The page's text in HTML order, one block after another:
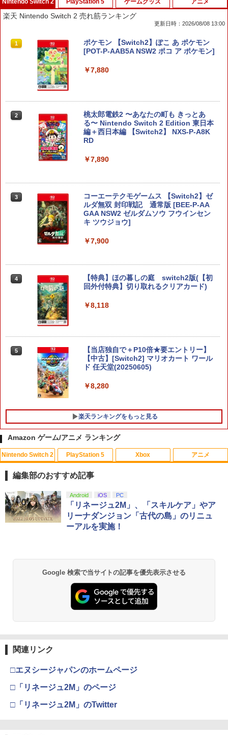
楽天 Nintendo Switch 2 売れ筋ランキング
更新日時：2026/08/08 13:00
1
ポケモン 【Switch2】ぽこ あ ポケモン
[POT-P-AAB5A NSW2 ポコ ア ポケモン]
￥7,880
2
桃太郎電鉄2 〜あなたの町も きっとあ
る〜 Nintendo Switch 2 Edition 東日本
編＋西日本編 【Switch2】 NXS-P-A8K
RD
￥7,890
3
コーエーテクモゲームス 【Switch2】ゼ
ルダ無双 封印戦記 通常版 [BEE-P-AA
GAA NSW2 ゼルダムソウ フウインセン
キ ツウジョウ]
￥7,900
4
【特典】ほの暮しの庭 switch2版(【初
回外付特典】切り取れるクリアカード)
￥8,118
5
【当店独自で＋P10倍★要エントリー】
【中古】[Switch2] マリオカート ワール
ド 任天堂(20250605)
￥8,280
楽天ランキングをもっと見る
1
鬼エイム 指サック ゲーム スマホ ゲーミ
ング FPS 音ゲー 荒野行動 PUBG Apex
CoD 高感度 銀繊維 手汗対策 鬼サック 6
￥1,280
ルプレイング・ゲーム
4
PRO FREAK V2 プロフリーク PS5 PS4
段階高さ調節 profreek バージョン2 PS4
1 【中古】グレイテストナイン
￥845
2
【中古】Splatoon 2 (スプラトゥーン2)
- Switch
アクラス｜Aclass FC/SFC/NEWFC/PC
E/MD用 ACアダプタVer.2 SASP-0311
タンド ディスクドライブ 搭載 非搭載 モ
サリー 横型スタンド 放熱 PlayStation5
ーション5 本体 横向き スタンド ゲーム
1
【中古】2．カンフー・パンダ 3Dスーパ
ーセット 【ブルーレイ】／ジャック・ブ
ラックブルーレイ／海外アニメ・定番ス
￥789
ンタル落ち
4
【中古】【Blu−ray】この世界の片隅
Amazon ゲーム/アニメ ランキング
Nintendo Switch 2
1
スプラトゥーン レイダース|オンライン
コード版
￥5,832
スプラトゥーン レイダース -Switch2
4
ニンテンドープリペイド番号 9000円|オ
PlayStation 5
1
PlayStation 5 デジタル・エディション
日本語専用 Console Language: Japan
ese only (CFI-2200B01)
￥55,000
Beast of Reincarnation -PS5 【特典】
プロダクトコード 封入
￥7,286
￥11,980
【純正品】DualSense ワイヤレスコン
Xbox
1
【純正品】Xbox ワイヤレス コントロー
ラー + USB-C® ケーブル
￥8,300
2
【純正品】Xbox ワイヤレス コントロー
ラー (ロボット ホワイト)
￥7,681
【純正品】Xbox ワイヤレス コントロー
4
【純正品】Xbox 充電式バッテリー + US
アニメ
1
劇場版「鬼滅の刃」無限城編 第一章 猗
窩座再来 通常版 [Blu-ray]
￥3,982
劇場版「鬼滅の刃」無限城編 第一章 猗
窩座再来 通常版 [DVD]
￥3,523
(オリジナル特典:オリジナル巾着＋メー
カー特典:【坤と離】二振りの剣、十翼よ
り来たる！スタジオ描き下ろしイラスト
ボード付) [Blu-ray]
￥10,780
編集部のおすすめ記事
Android iOS PC
「リネージュ2M」、「スキルケア」やア
リーナダンジョン「古代の島」のリニュ
ーアルを実施！
Google 検索で当サイトの記事を優先表示させる
関連リンク
□エヌシージャパンのホームページ
□「リネージュ2M」のページ
□「リネージュ2M」のTwitter